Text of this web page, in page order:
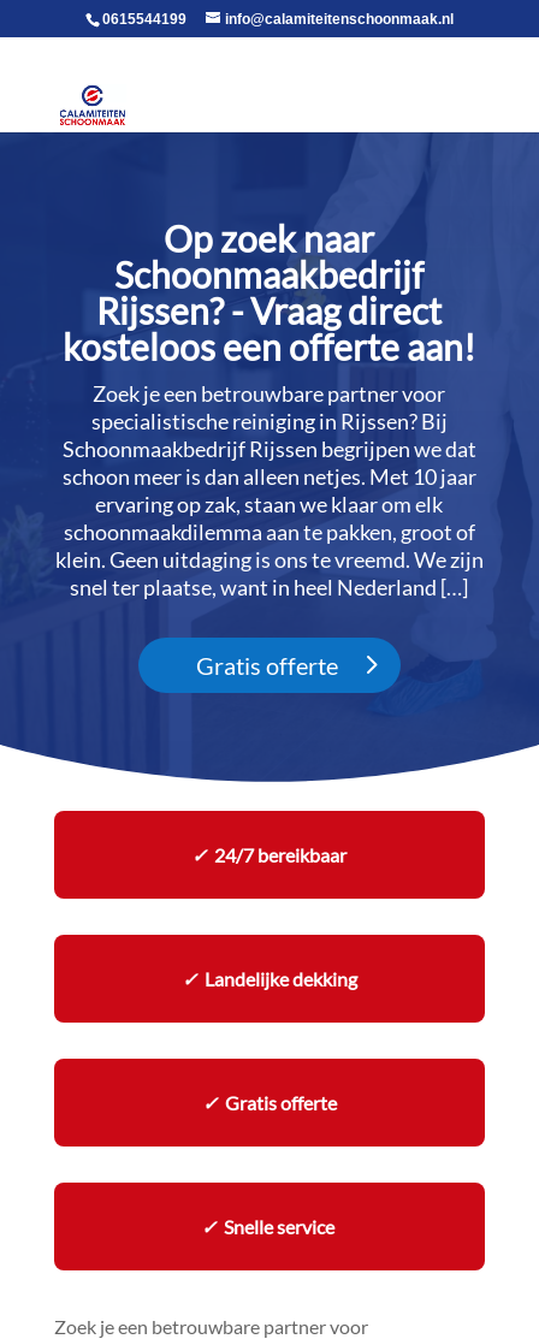
voor in de body0615544199 info@calamiteitenschoonmaak.nl
Op zoek naar
Schoonmaakbedrijf
Rijssen? - Vraag direct
kosteloos een offerte aan!
Zoek je een betrouwbare partner voor
specialistische reiniging in Rijssen? Bij
Schoonmaakbedrijf Rijssen begrijpen we dat
schoon meer is dan alleen netjes.​ Met 10 jaar
ervaring op zak, staan we klaar om elk
schoonmaakdilemma aan te pakken, groot of
klein.​ Geen uitdaging is ons te vreemd.​ We zijn
snel ter plaatse, want in heel Nederland […]
Gratis offerte
✓24/7 bereikbaar
✓ Landelijke dekking
✓Gratis offerte
✓Snelle service
Zoek je een betrouwbare partner voor